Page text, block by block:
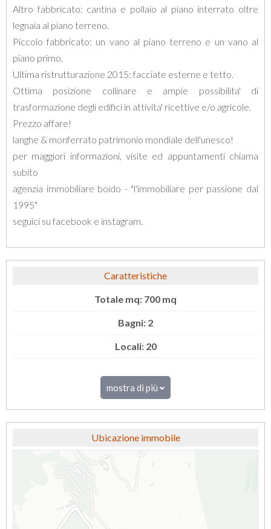
Altro fabbricato: cantina e pollaio al piano interrato oltre
legnaia al piano terreno.
Piccolo fabbricato: un vano al piano terreno e un vano al
piano primo.
Ultima ristrutturazione 2015: facciate esterne e tetto.
Ottima posizione collinare e ampie possibilita' di
trasformazione degli edifici in attivita' ricettive e/o agricole.
Prezzo affare!
langhe & monferrato patrimonio mondiale dell'unesco!
per maggiori informazioni, visite ed appuntamenti chiama
subito
agenzia immobiliare boido - "l'immobiliare per passione dal
1995"
seguici su facebook e instagram.
Caratteristiche
Totale mq: 700 mq
Bagni: 2
Locali: 20
mostra di più
Ubicazione immobile